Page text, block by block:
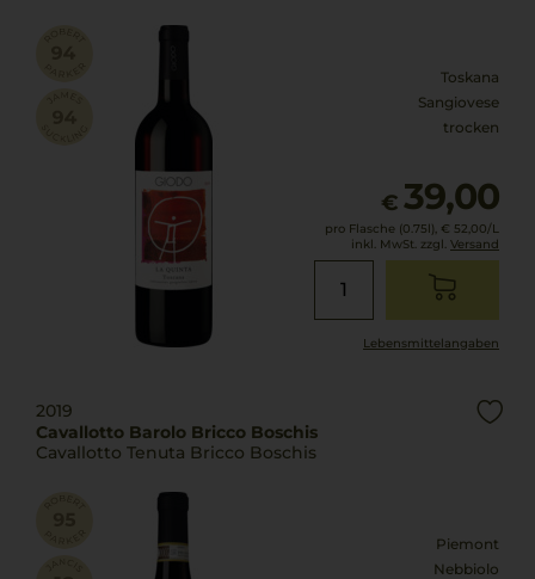
Toskana
Sangiovese
trocken
€ 39,00
pro Flasche (0.75l), € 52,00/L
inkl. MwSt. zzgl. Versand
Lebensmittel­angaben
2019
Cavallotto Barolo Bricco Boschis
Cavallotto Tenuta Bricco Boschis
Piemont
Nebbiolo